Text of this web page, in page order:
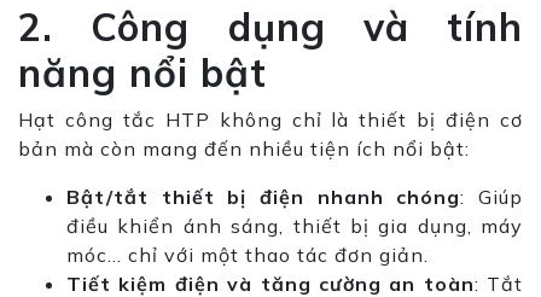
2. Công dụng và tính
năng nổi bật
Hạt công tắc HTP không chỉ là thiết bị điện cơ
bản mà còn mang đến nhiều tiện ích nổi bật:
Bật/tắt thiết bị điện nhanh chóng: Giúp
điều khiển ánh sáng, thiết bị gia dụng, máy
móc… chỉ với một thao tác đơn giản.
Tiết kiệm điện và tăng cường an toàn: Tắt